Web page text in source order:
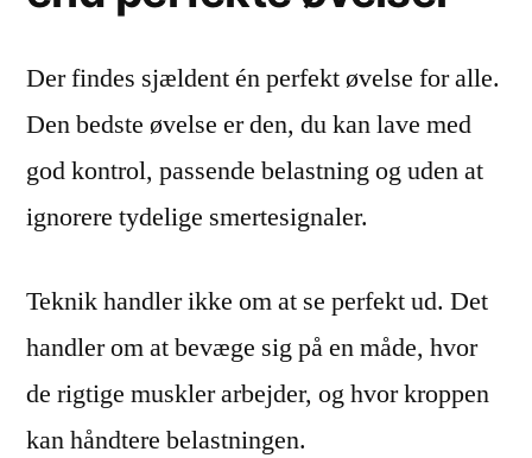
Der findes sjældent én perfekt øvelse for alle.
Den bedste øvelse er den, du kan lave med
god kontrol, passende belastning og uden at
ignorere tydelige smertesignaler.
Teknik handler ikke om at se perfekt ud. Det
handler om at bevæge sig på en måde, hvor
de rigtige muskler arbejder, og hvor kroppen
kan håndtere belastningen.